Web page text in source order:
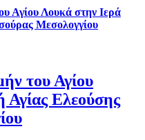
Αγίου Λουκά στην Ιερά
Μεσολογγίου
του Αγίου
Ελεούσης